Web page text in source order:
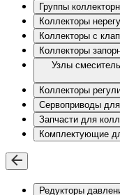
Группы
Коллекторы
Коллекторы с
Коллекторы
Узлы
Коллекторы
Сервоприводы
Запчасти для
Комплектующие
Редукторы